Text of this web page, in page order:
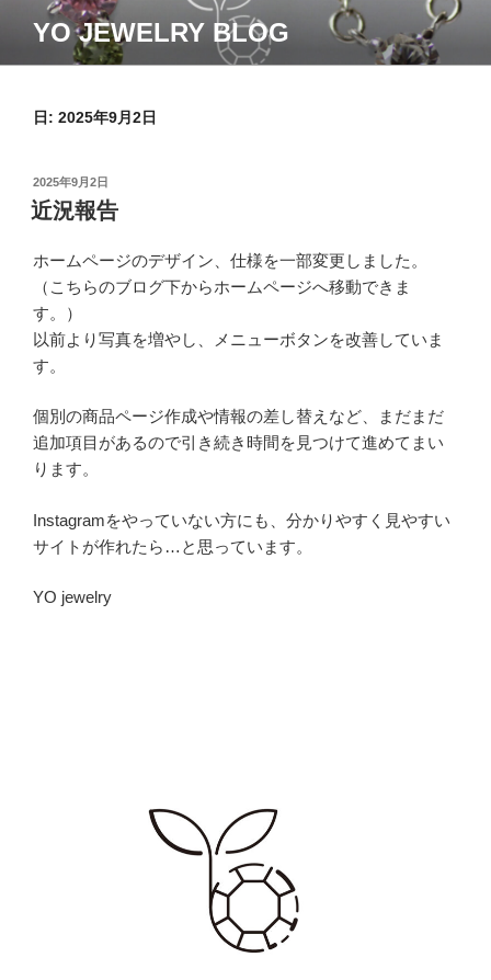
テ
YO JEWELRY BLOG
日: 2025年9月2日
投
稿
日:
2025年9月2日
近況報告
ホームページのデザイン、仕様を一部変更しました。
（こちらのブログ下からホームページへ移動できま
す。）
以前より写真を増やし、メニューボタンを改善していま
す。
個別の商品ページ作成や情報の差し替えなど、まだまだ
追加項目があるので引き続き時間を見つけて進めてまい
ります。
Instagramをやっていない方にも、分かりやすく見やすい
サイトが作れたら…と思っています。
YO jewelry